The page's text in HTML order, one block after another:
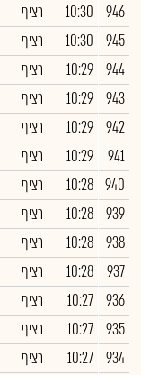
946
10:30 רציף
945
10:30 רציף
944
10:29 רציף
943
10:29 רציף
942
10:29 רציף
941
10:29 רציף
940
10:28 רציף
939
10:28 רציף
938
10:28 רציף
937
10:28 רציף
936
10:27 רציף
935
10:27 רציף
934
10:27 רציף